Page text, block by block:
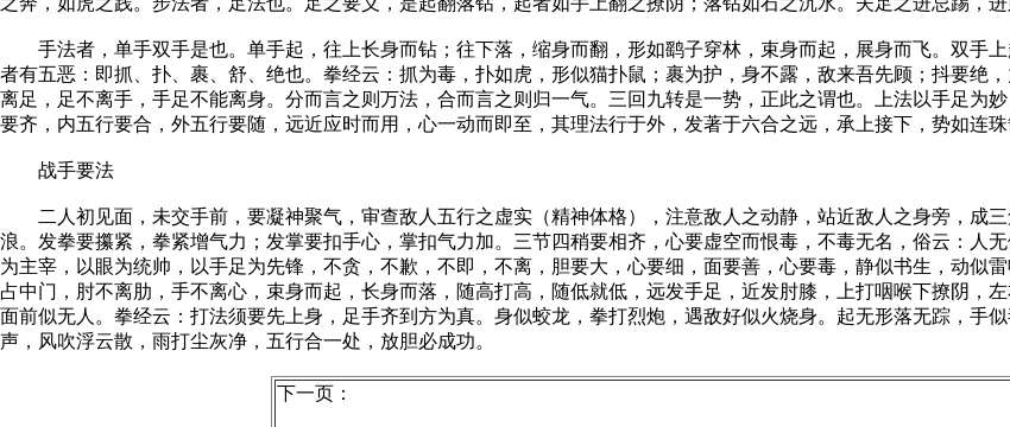
手法者，单手双手是也。单手起，往上长身而钻；往下落，缩身而翻，形如鹞子穿林，束身而起，展身而飞。双手
者有五恶：即抓、扑、裹、舒、绝也。拳经云：抓为毒，扑如虎，形似猫扑鼠；裹为护，身不露，敌来吾先顾；抖要绝
离足，足不离手，手足不能离身。分而言之则万法，合而言之则归一气。三回九转是一势，正此之谓也。上法以手足为
要齐，内五行要合，外五行要随，远近应时而用，心一动而即至，其理法行于外，发著于六合之远，承上接下，势如连
战手要法
二人初见面，未交手前，要凝神聚气，审查敌人五行之虚实（精神体格），注意敌人之动静，站近敌人之身旁，成
浪。发拳要攥紧，拳紧增气力；发掌要扣手心，掌扣气力加。三节四稍要相齐，心要虚空而恨毒，不毒无名，俗云：人
为主宰，以眼为统帅，以手足为先锋，不贪，不歉，不即，不离，胆要大，心要细，面要善，心要毒，静似书生，动似
占中门，肘不离肋，手不离心，束身而起，长身而落，随高打高，随低就低，远发手足，近发肘膝，上打咽喉下撩阴，
面前似无人。拳经云：打法须要先上身，足手齐到方为真。身似蛟龙，拳打烈炮，遇敌好似火烧身。起无形落无踪，手
声，风吹浮云散，雨打尘灰净，五行合一处，放胆必成功。
下一页：